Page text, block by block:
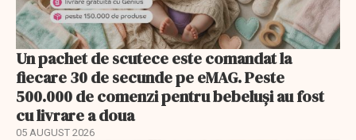
Un pachet de scutece este comandat la
fiecare 30 de secunde pe eMAG. Peste
500.000 de comenzi pentru bebeluși au fost
cu livrare a doua
05 AUGUST 2026